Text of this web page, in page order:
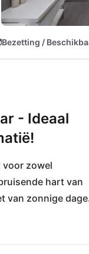
Bezetting /
- Ideaal
voor zowel
hart van
van zonnige
Sukošan.